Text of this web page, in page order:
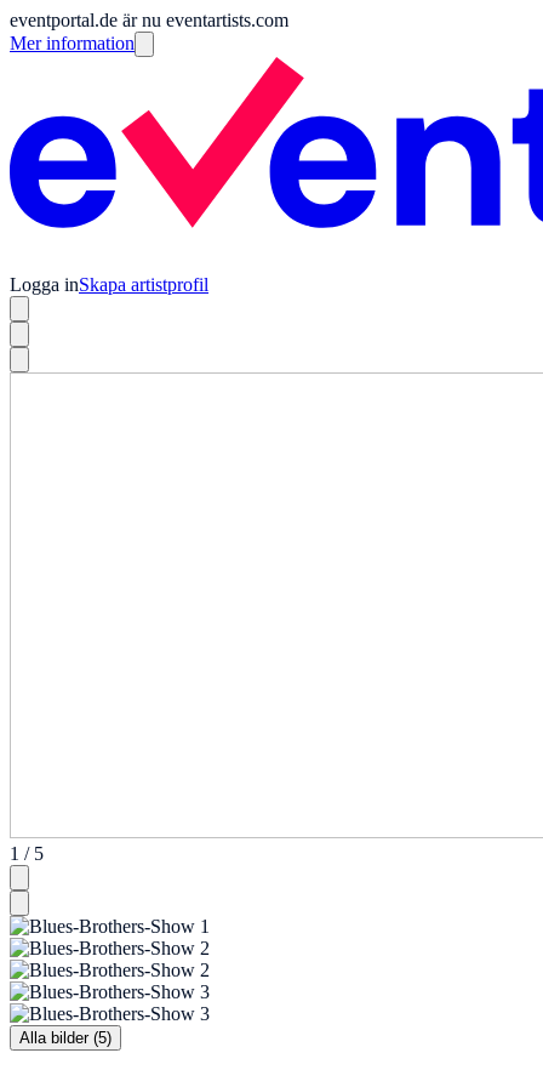
eventportal.de är nu eventartists.com
Mer information
Logga inSkapa artistprofil
1 / 5
Alla bilder (5)